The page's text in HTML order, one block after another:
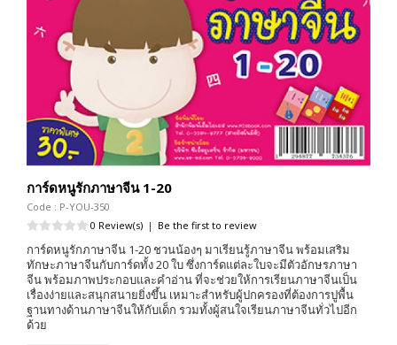
การ์ดหนูรักภาษาจีน 1-20
Code : P-YOU-350
0 Review(s) | Be the first to review
การ์ดหนูรักภาษาจีน 1-20 ชวนน้องๆ มาเรียนรู้ภาษาจีน พร้อมเสริม
ทักษะภาษาจีนกับการ์ดทั้ง 20 ใบ ซึ่งการ์ดแต่ละใบจะมีตัวอักษรภาษา
จีน พร้อมภาพประกอบและคำอ่าน ที่จะช่วยให้การเรียนภาษาจีนเป็น
เรื่องง่ายและสนุกสนายยิ่งขึ้น เหมาะสำหรับผู้ปกครองที่ต้องการปูพื้น
ฐานทางด้านภาษาจีนให้กับเด็ก รวมทั้งผู้สนใจเรียนภาษาจีนทั่วไปอีก
ด้วย